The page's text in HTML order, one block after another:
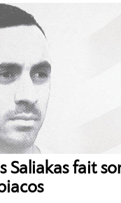
Saliakas fait